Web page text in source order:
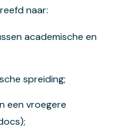
naar:
academische en
spreiding;
een vroegere